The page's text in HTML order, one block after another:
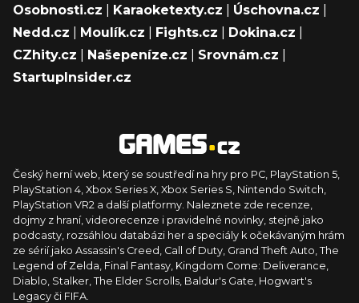
Osobnosti.cz
Karaoketexty.cz Úschovna.cz
Nedd.cz
Moulík.cz Fights.cz Dokina.cz
CZhity.cz
Našepeníze.cz Srovnám.cz
StartupInsider.cz
Český herní web, který se soustředí na hry pro PC, PlayStation 5,
PlayStation 4, Xbox Series X, Xbox Series S, Nintendo Switch,
PlayStation VR2 a další platformy. Naleznete zde recenze,
dojmy z hraní, videorecenze i pravidelné novinky, stejně jako
podcasty, rozsáhlou databázi her a speciály k očekávaným hrám
ze sérií jako Assassin's Creed, Call of Duty, Grand Theft Auto, The
Legend of Zelda, Final Fantasy, Kingdom Come: Deliverance,
Diablo, Stalker, The Elder Scrolls, Baldur's Gate, Hogwart's
Legacy či FIFA.